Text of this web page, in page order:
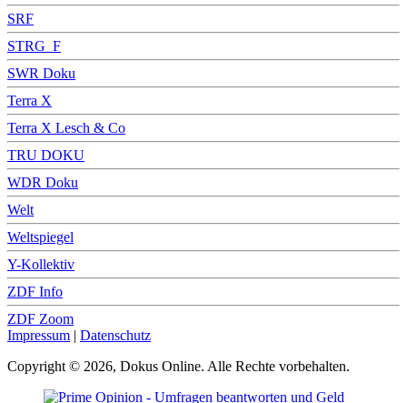
SRF
STRG_F
SWR Doku
Terra X
Terra X Lesch & Co
TRU DOKU
WDR Doku
Welt
Weltspiegel
Y-Kollektiv
ZDF Info
ZDF Zoom
Impressum | Datenschutz
Copyright © 2026, Dokus Online. Alle Rechte vorbehalten.